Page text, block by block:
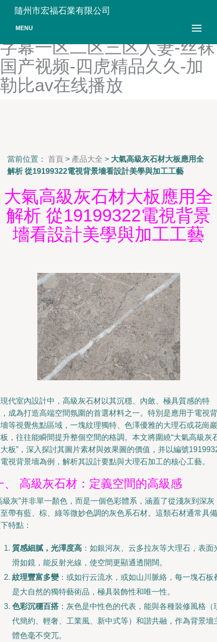
99看片-天堂在线-麻豆视频
官网-99成人免费视频-中文
字幕一区二区三区人妻-丝袜
国产视频-四虎精品久久-加
勒比av在线播放
隨州市宏福石業有限公司
MENU
當前位置： 首頁 > 產品大全 > 大氣高級灰石材大板應用全
解析 從19199322電視背景墻看設計美學與加工工藝
大氣高級灰石材大板應用全
解析 從19199322電視背景
墻看設計美學與加工工藝
代室內設計中，高級灰石材以其沉穩、內斂、極具質感的特
成為打造高端空間氛圍的首選材料之一。特別是應用于電視背
等視覺焦點區域，一塊紋理獨特、色澤優雅的大理石或花崗巖
，往往能瞬間提升整個空間的格調。本文將圍繞“大氣高級灰
板”，深入探討其圖片素材與效果圖的價值，并以編號
視背景墻為例，解析其設計要點與大理石加工的核心工藝。
、 高級灰石材：定義空間的高級感
級灰”并非單一顏色，而是一個色彩體系，涵蓋了從淺灰到深灰
帶有藍、棕、綠等微妙色調的灰色系石材。這類石材通常具備
特點：
質感細膩，光澤度高 ：如銀河灰、云多拉灰等大理石，表面
滑如鏡，能反射光線，使空間更顯通透開闊。
紋理豐富多變：或如行云流水，或如山川脈絡，每一塊石板
是大自然的獨特藝術品，極具裝飾性和唯一性。
色彩沉穩百搭 ：灰色是中性色的代表，能與各種裝修風格（
代簡約、輕奢、工業風、新中式等）和諧共融，作為背景墻
體色毫不突兀。